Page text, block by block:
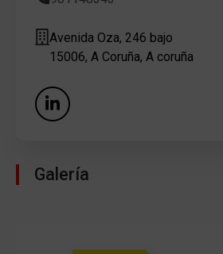
Avenida Oza, 246 bajo
15006, A Coruña, A coruña
Galería